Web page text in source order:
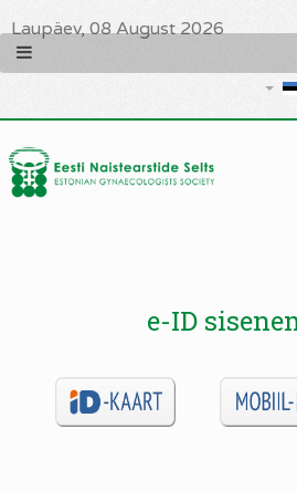
Laupäev, 08 August 2026
e-ID